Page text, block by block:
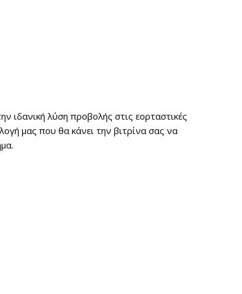
ιδανική λύση προβολής στις εορταστικές
μας που θα κάνει την βιτρίνα σας να